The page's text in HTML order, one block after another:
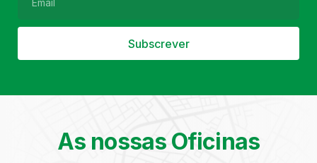
Subscrever
As nossas Oficinas
Filtro de Partículas Óleos